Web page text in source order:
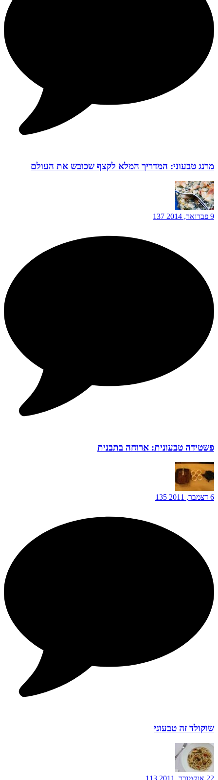
מרנג טבעוני: המדריך המלא לקצף שכובש את העולם
9 פברואר, 2014 137
פשטידה טבעונית: ארוחה בתבנית
6 דצמבר, 2011 135
שוקולד זה טבעוני
22 אוקטובר, 2011 113